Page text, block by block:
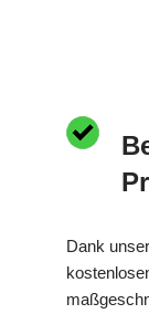
Dank